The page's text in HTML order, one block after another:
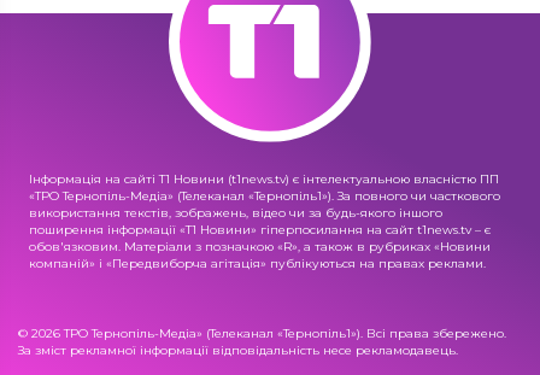
Інформація на сайті Т1 Новини (t1news.tv) є інтелектуальною власністю ПП
«ТРО Тернопіль-Медіа» (Телеканал «Тернопіль1»). За повного чи часткового
використання текстів, зображень, відео чи за будь-якого іншого
поширення інформації «Т1 Новини» гіперпосилання на сайт t1news.tv – є
обов'язковим. Матеріали з позначкою «R», а також в рубриках «Новини
компаній» і «Передвиборча агітація» публікуються на правах реклами.
© 2026 ТРО Тернопіль-Медіа» (Телеканал «Тернопіль1»). Всі права збережено.
За зміст рекламної інформації відповідальність несе рекламодавець.